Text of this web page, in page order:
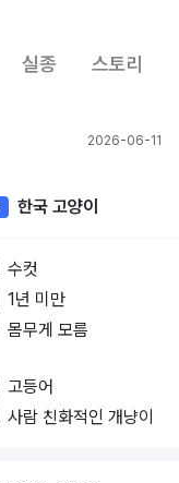
실종 스토리
2026-06-11
한국 고양이
수컷
1년 미만
몸무게 모름
고등어
사람 친화적인 개냥이